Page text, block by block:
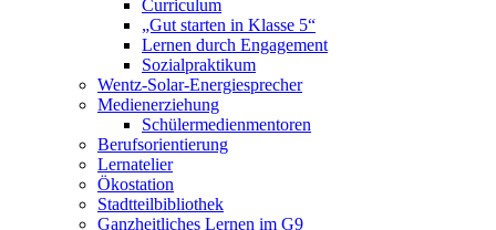
Curriculum
„Gut starten in Klasse 5“
Lernen durch Engagement
Sozialpraktikum
Wentz-Solar-Energiesprecher
Medienerziehung
Schülermedienmentoren
Berufsorientierung
Lernatelier
Ökostation
Stadtteilbibliothek
Ganzheitliches Lernen im G9